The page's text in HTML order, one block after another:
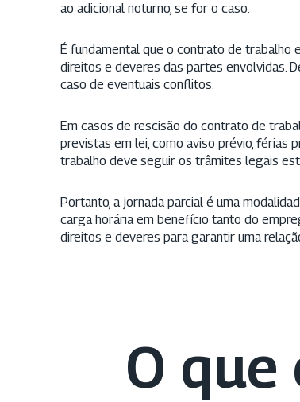
ao adicional noturno, se for o caso.
É fundamental que o contrato de trabalho
direitos e deveres das partes envolvidas.
caso de eventuais conflitos.
Em casos de rescisão do contrato de
previstas em lei, como aviso prévio, férias
trabalho deve seguir os trâmites legais
Portanto, a jornada parcial é uma
carga horária em benefício tanto do
direitos e deveres para garantir uma
O